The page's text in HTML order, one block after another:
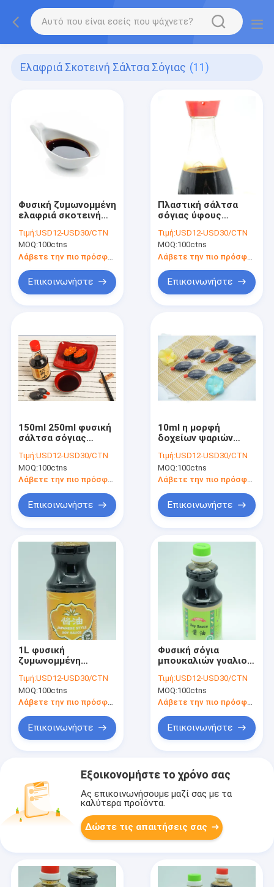
Ελαφριά Σκοτεινή Σάλτσα Σόγιας (11)
Φυσική ζυμωνομμένη
ελαφριά σκοτεινή
HACCP για το
κινεζικό ύφος
σουσιών
Τιμή:USD12-USD30/CTN
MOQ:100ctns
Λάβετε την πιο πρόσφατη τιμή
Επικοινωνήστε
Πλαστική σάλτσα
σόγιας ύφους
κινεζική για την
επιτραπέζια χρήση
των εστιατορίων
σουσιών
Τιμή:USD12-USD30/CTN
MOQ:100ctns
Επικοινωνήστε
150ml 250ml φυσική
σάλτσα σόγιας
σκοτεινή καμία
πρόσθετη ουσία
Τιμή:USD12-USD30/CTN
MOQ:100ctns
Λάβετε την πιο πρόσφατη τιμή
Επικοινωνήστε
10ml η μορφή
δοχείων ψαριών
σάλτσα σόγιας για τα
ιαπωνικά εστιατόρια
Τιμή:USD12-USD30/CTN
MOQ:100ctns
Επικοινωνήστε
1L φυσική
ζυμωνομμένη
σόγια σάλτσας
σόγιας 180 ημέρες
αλμυρές
Τιμή:USD12-USD30/CTN
MOQ:100ctns
Λάβετε την πιο πρόσφατη τιμή
Επικοινωνήστε
Φυσική σόγια
μπουκαλιών γυαλιού
ύφους υπεραγορών
ιαπωνική 500ml που
παρασκευάζεται
Τιμή:USD12-USD30/CTN
MOQ:100ctns
Λάβετε την πιο πρόσφατη τιμή
Επικοινωνήστε
Εξοικονομήστε το χρόνο σας
Ας επικοινωνήσουμε μαζί σας με τα
καλύτερα προϊόντα.
Δώστε τις απαιτήσεις σας